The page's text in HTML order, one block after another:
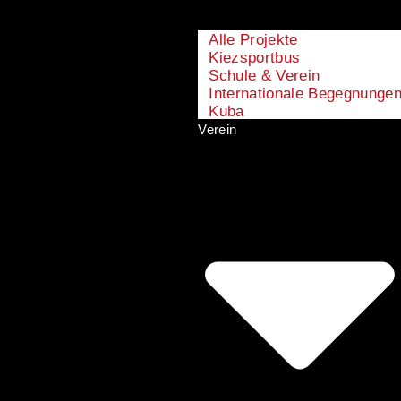
Alle Projekte
Kiezsportbus
Schule & Verein
Internationale
Kuba
Verein